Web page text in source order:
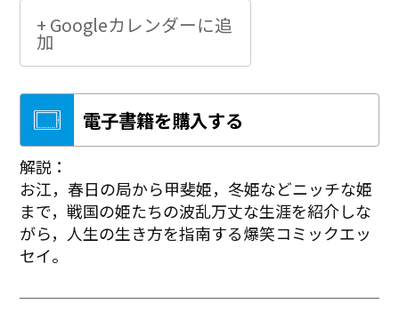
+ Googleカレンダーに追
加
電子書籍を購入する
解説：
お江，春日の局から甲斐姫，冬姫などニッチな姫
まで，戦国の姫たちの波乱万丈な生涯を紹介しな
がら，人生の生き方を指南する爆笑コミックエッ
セイ。